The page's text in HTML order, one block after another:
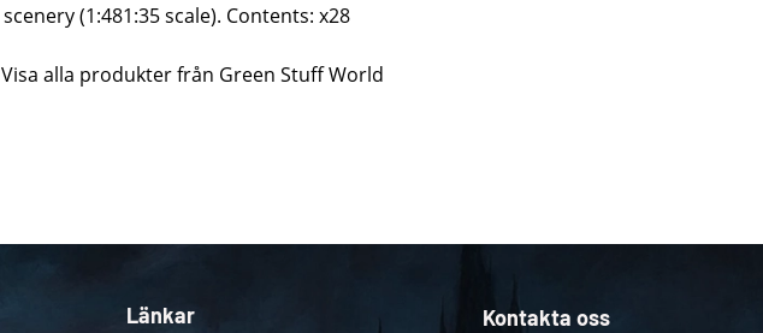
scenery (1:481:35 scale). Contents: x28
Visa alla produkter från Green Stuff World
Länkar Kontakta oss